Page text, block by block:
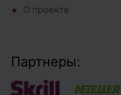
О проекте
Партнеры: